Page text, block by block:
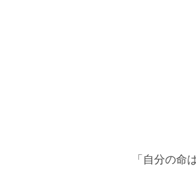
「自分の命